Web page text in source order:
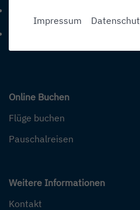
Telefonnummer: 4 9 0 7 5 4 1
Online Buchen
Flüge buchen
Pauschalreisen
Weitere Informationen
Kontakt
Impressum